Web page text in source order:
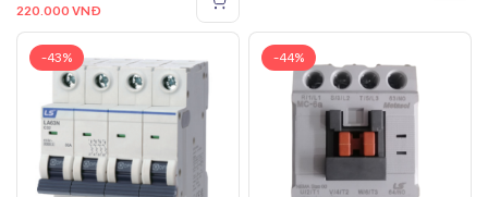
220.000 VNĐ
-43% -44%